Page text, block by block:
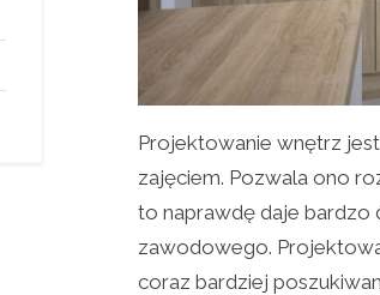
Projektowanie wnętrz
zajęciem. Pozwala ono
to naprawdę daje bardzo
zawodowego.
coraz bardziej